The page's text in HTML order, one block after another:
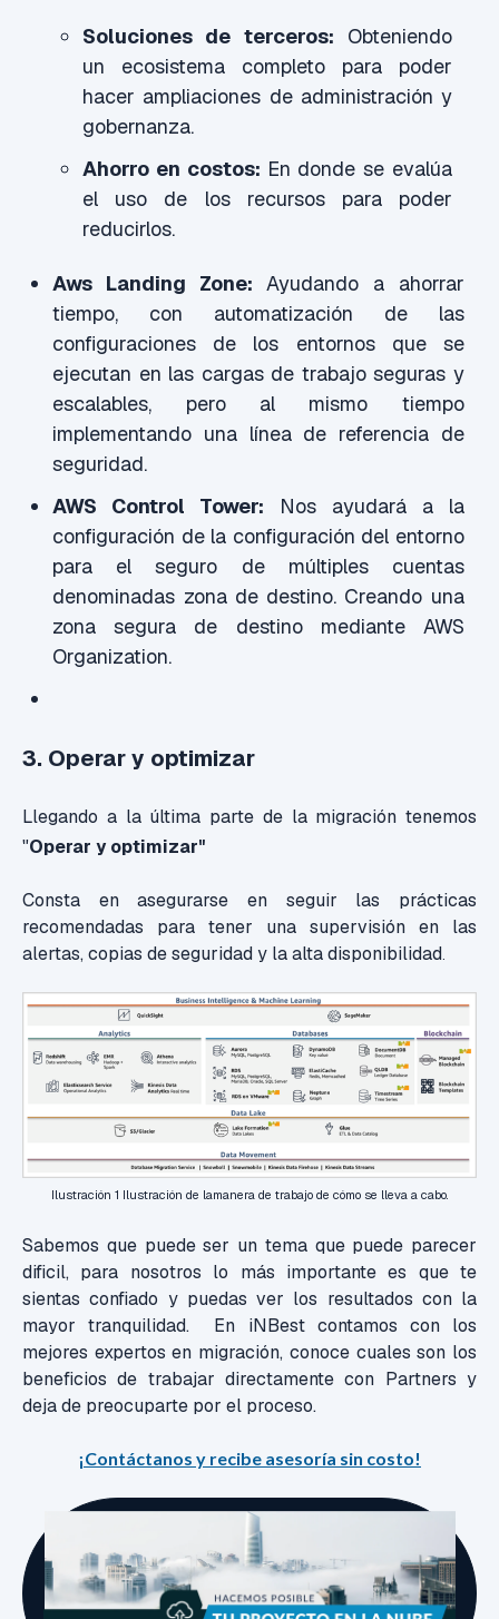
Soluciones de terceros: Obteniendo
un ecosistema completo para poder
hacer ampliaciones de administración y
gobernanza.
Ahorro en costos: En donde se evalúa
el uso de los recursos para poder
reducirlos.
Aws Landing Zone: Ayudando a ahorrar
tiempo, con automatización de las
configuraciones de los entornos que se
ejecutan en las cargas de trabajo seguras y
escalables, pero al mismo tiempo
implementando una línea de referencia de
seguridad.
AWS Control Tower:
Nos ayudará a la
configuración de la configuración del entorno
para el seguro de múltiples cuentas
denominadas zona de destino. Creando una
zona segura de destino mediante AWS
Organization.
3. Operar y optimizar
Llegando a la última parte de la migración tenemos
"Operar y optimizar"
Consta en asegurarse en seguir las prácticas
recomendadas para tener una supervisión en las
alertas, copias de seguridad y la alta disponibilidad.
Ilustración 1 Ilustración de lamanera de trabajo de cómo se lleva a cabo.
Sabemos que puede ser un tema que puede parecer
dificil, para nosotros lo más importante es que te
sientas confiado y puedas ver los resultados con la
mayor tranquilidad. En iNBest contamos con los
mejores expertos en migración, conoce cuales son los
beneficios de trabajar directamente con Partners y
deja de preocuparte por el proceso.
¡Contáctanos y recibe asesoría sin costo!